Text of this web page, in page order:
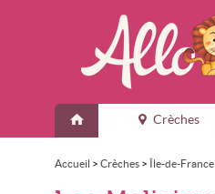
Crèches
Accueil > Crèches > Île-de-France